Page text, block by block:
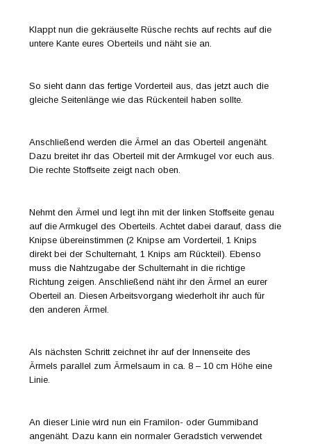
Klappt nun die gekräuselte Rüsche rechts auf rechts auf die
untere Kante eures Oberteils und näht sie an.
So sieht dann das fertige Vorderteil aus, das jetzt auch die
gleiche Seitenlänge wie das Rückenteil haben sollte.
Anschließend werden die Ärmel an das Oberteil angenäht.
Dazu breitet ihr das Oberteil mit der Armkugel vor euch aus.
Die rechte Stoffseite zeigt nach oben.
Nehmt den Ärmel und legt ihn mit der linken Stoffseite genau
auf die Armkugel des Oberteils. Achtet dabei darauf, dass die
Knipse übereinstimmen (2 Knipse am Vorderteil, 1 Knips
direkt bei der Schulternaht, 1 Knips am Rückteil). Ebenso
muss die Nahtzugabe der Schulternaht in die richtige
Richtung zeigen. Anschließend näht ihr den Ärmel an eurer
Oberteil an. Diesen Arbeitsvorgang wiederholt ihr auch für
den anderen Ärmel.
Als nächsten Schritt zeichnet ihr auf der Innenseite des
Ärmels parallel zum Ärmelsaum in ca. 8 – 10 cm Höhe eine
Linie.
An dieser Linie wird nun ein Framilon- oder Gummiband
angenäht. Dazu kann ein normaler Geradstich verwendet